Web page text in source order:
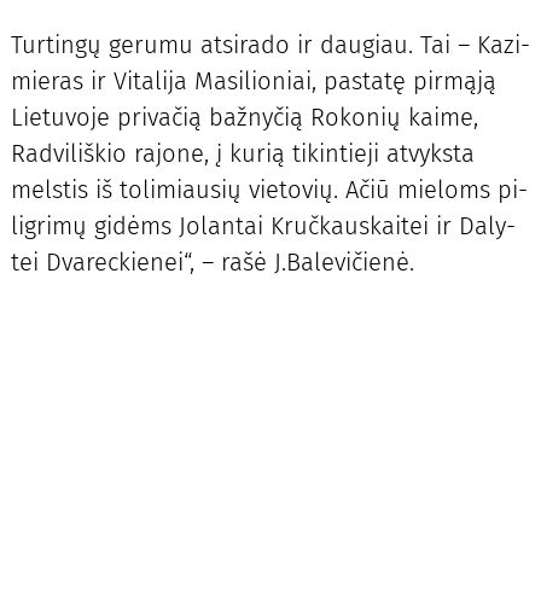
Tur­tin­gų ge­ru­mu at­si­ra­do ir dau­giau. Tai – Ka­zi­
mie­ras ir Vi­ta­li­ja Ma­si­lio­niai, pa­sta­tę pir­mą­ją
Lie­tu­vo­je pri­va­čią baž­ny­čią Ro­ko­nių kai­me,
Rad­vi­liš­kio ra­jo­ne, į ku­rią ti­kin­tie­ji at­vyks­ta
mels­tis iš to­li­miau­sių vie­to­vių. Ačiū mie­loms pi­
lig­ri­mų gi­dėms Jo­lan­tai Kruč­kaus­kai­tei ir Da­ly­
tei Dva­rec­kie­nei“, – ra­šė J.Ba­le­vi­čie­nė.